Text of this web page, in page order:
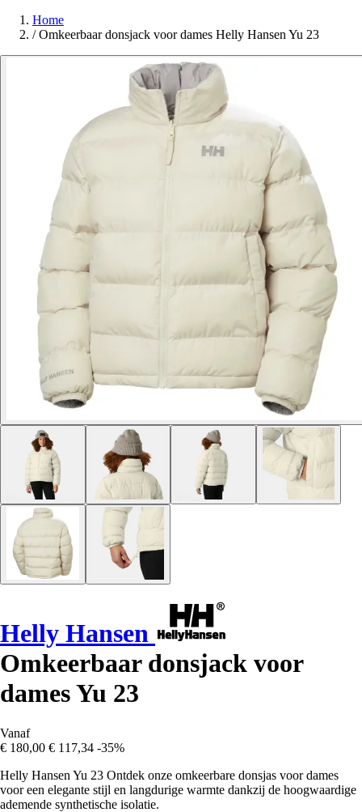
Home
/ Omkeerbaar donsjack voor dames Helly Hansen Yu 23
Helly Hansen
Omkeerbaar donsjack voor
dames Yu 23
Vanaf
€ 180,00 € 117,34 -35%
Helly Hansen Yu 23 Ontdek onze omkeerbare donsjas voor dames
voor een elegante stijl en langdurige warmte dankzij de hoogwaardige
ademende synthetische isolatie.